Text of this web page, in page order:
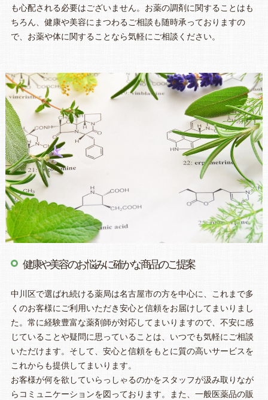
も心配される必要はございません。お薬の調剤に関することはも
ちろん、健康や美容にまつわるご相談も随時承っておりますの
で、お薬や体に関することなら気軽にご相談ください。
健康や美容のお悩みに確かな商品のご提案
中川区で選ばれ続ける薬局は名古屋市の方を中心に、これまで多
くのお客様にご利用いただき安心と信頼をお届けしてまいりまし
た。常に経験豊富な薬剤師が対応してまいりますので、不安に感
じていることや疑問に思っていることは、いつでも気軽にご相談
いただけます。そして、安心と信頼をもとに質の高いサービスを
これからも提供してまいります。
お客様が何を欲していらっしゃるのかをスタッフが汲み取りなが
らコミュニケーションを図っております。また、一般医薬品の販